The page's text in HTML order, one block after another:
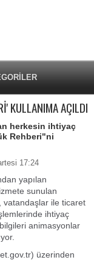
KULLANIMA AÇILDI
herkesin ihtiyaç
Rehberi"ni
17:24
yapılan
sunulan
vatandaşlar ile ticaret
ihtiyaç
animasyonlar
üzerinden